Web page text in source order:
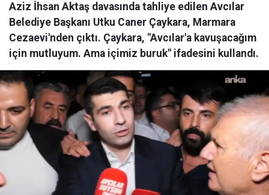
Aziz İhsan Aktaş davasında tahliye edilen Avcılar
Belediye Başkanı Utku Caner Çaykara, Marmara
Cezaevi'nden çıktı. Çaykara, "Avcılar'a kavuşacağım
için mutluyum. Ama içimiz buruk" ifadesini kullandı.